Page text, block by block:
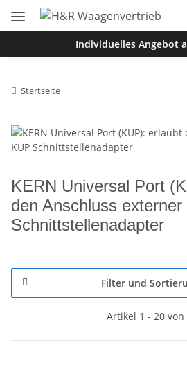
Individuelles Angebot
Startseite
KERN Universal Port
den Anschluss externer
Schnittstellenadapter
Filter und
Artikel 1 - 20 von